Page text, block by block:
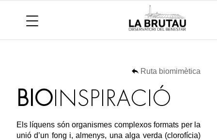
Ruta biomimètica
BIOINSPIRACIÓ
Els líquens són organismes complexos formats per la
unió d’un fong i, almenys, una alga verda (clorofícia)